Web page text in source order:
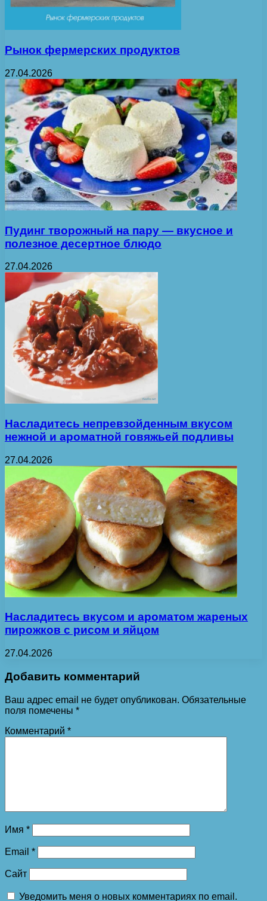
Рынок фермерских продуктов
27.04.2026
Пудинг творожный на пару — вкусное и
полезное десертное блюдо
27.04.2026
Насладитесь непревзойденным вкусом
нежной и ароматной говяжьей подливы
27.04.2026
Насладитесь вкусом и ароматом жареных
пирожков с рисом и яйцом
27.04.2026
Добавить комментарий
Ваш адрес email не будет опубликован. Обязательные
поля помечены *
Комментарий *
Имя *
Email *
Сайт
Уведомить меня о новых комментариях по email.